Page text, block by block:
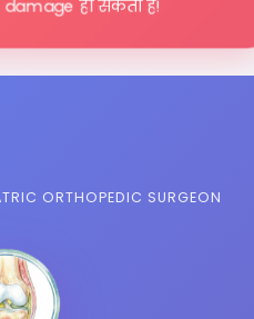
ORTHOPEDIC SURGEON